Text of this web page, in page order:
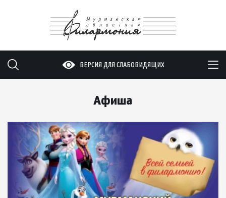
ВЕРСИЯ ДЛЯ СЛАБОВИДЯЩИХ
Афиша